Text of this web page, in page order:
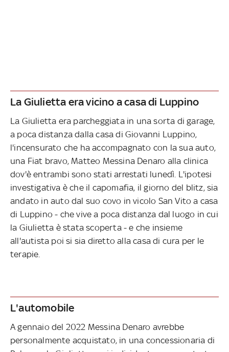
La Giulietta era vicino a casa di Luppino
La Giulietta era parcheggiata in una sorta di garage,
a poca distanza dalla casa di Giovanni Luppino,
l'incensurato che ha accompagnato con la sua auto,
una Fiat bravo, Matteo Messina Denaro alla clinica
dov'è entrambi sono stati arrestati lunedì. L'ipotesi
investigativa è che il capomafia, il giorno del blitz, sia
andato in auto dal suo covo in vicolo San Vito a casa
di Luppino - che vive a poca distanza dal luogo in cui
la Giulietta è stata scoperta - e che insieme
all'autista poi si sia diretto alla casa di cura per le
terapie.
L'automobile
A gennaio del 2022 Messina Denaro avrebbe
personalmente acquistato, in una concessionaria di